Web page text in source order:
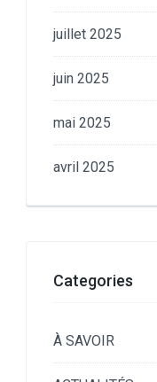
juillet 2025
juin 2025
mai 2025
avril 2025
Categories
À SAVOIR